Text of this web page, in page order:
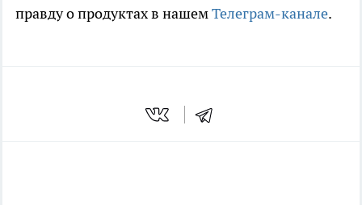
правду о продуктах в нашемТелеграм-канале.